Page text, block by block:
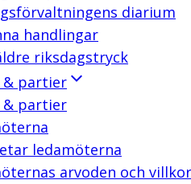
diarium
handlingar
riksdagstryck
& partier
& partier
ledamöterna
arvoden och villkor